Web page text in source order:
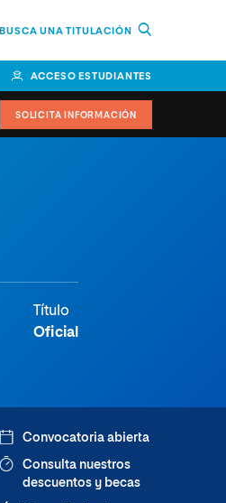
BUSCA UNA TITULACIÓN
ACCESO ESTUDIANTES
SOLICITA INFORMACIÓN
Título
Oficial
Convocatoria abierta
Consulta nuestros
descuentos y becas